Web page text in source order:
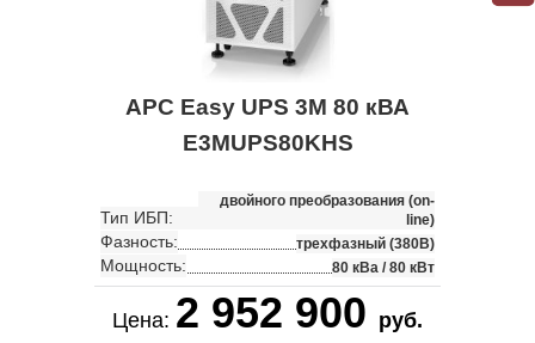
APC Easy UPS 3M 80 кВА
E3MUPS80KHS
Тип ИБП:
двойного преобразования (on-
line)
Фазность: трехфазный (380В)
Мощность: 80 кВа / 80 кВт
Цена: 2 952 900 руб.